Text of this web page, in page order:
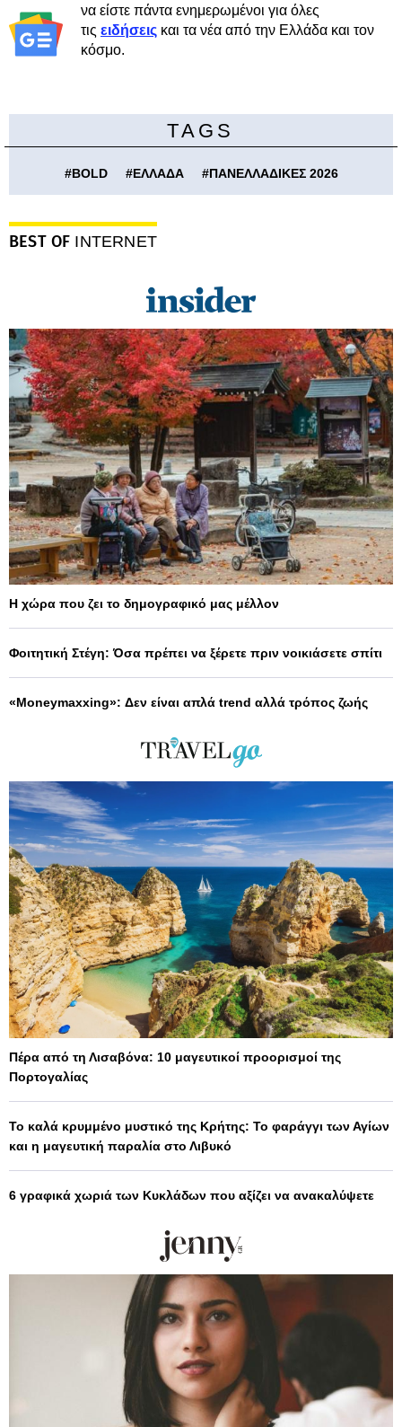
να είστε πάντα ενημερωμένοι για όλες
τις ειδήσεις και τα νέα από την Ελλάδα και τον
κόσμο.
TAGS
#BOLD #ΕΛΛΑΔΑ #ΠΑΝΕΛΛΑΔΙΚΕΣ 2026
BEST OF INTERNET
Η χώρα που ζει το δημογραφικό μας μέλλον
Φοιτητική Στέγη: Όσα πρέπει να ξέρετε πριν νοικιάσετε σπίτι
«Moneymaxxing»: Δεν είναι απλά trend αλλά τρόπος ζωής
Πέρα από τη Λισαβόνα: 10 μαγευτικοί προορισμοί της
Πορτογαλίας
Το καλά κρυμμένο μυστικό της Κρήτης: Το φαράγγι των Αγίων
και η μαγευτική παραλία στο Λιβυκό
6 γραφικά χωριά των Κυκλάδων που αξίζει να ανακαλύψετε